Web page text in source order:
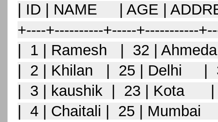
| ID | NAME     | AGE |
+----+----------+-----+-----------
|  1 | Ramesh   |  32 |
|  2 | Khilan   |  25 | Delhi     |
|  3 | kaushik  |  23 | Kota
|  4 | Chaitali |  25 | Mumbai